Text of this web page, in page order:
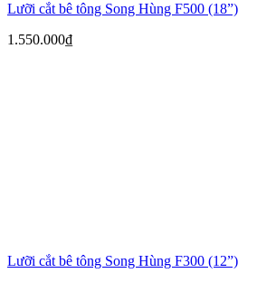
Lưỡi cắt bê tông Song Hùng F500 (18”)
1.550.000₫
Lưỡi cắt bê tông Song Hùng F300 (12”)